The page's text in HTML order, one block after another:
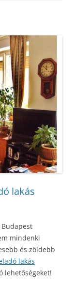
lakás
mindenki
és zöldebb
lakás
lehetőségeket!